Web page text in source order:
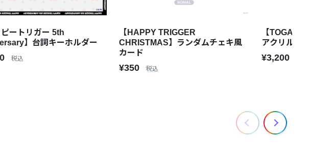
ピートリガー 5th
】台詞キーホルダー
税込
【HAPPY TRIGGER
CHRISTMAS】ランダムチェキ風
カード
¥350 税込
【TOGABITO 8th
アクリルパネル
¥3,200